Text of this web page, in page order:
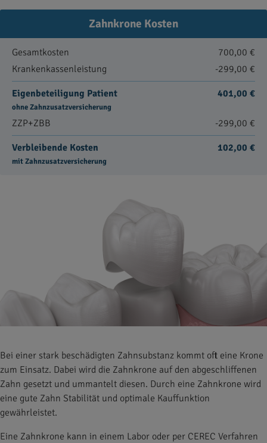
Zahnkrone Kosten
Gesamtkosten
700,00 €
Krankenkassenleistung
-299,00 €
Eigenbeteiligung Patient
ohne Zahnzusatzversicherung
401,00 €
ZZP+ZBB -299,00 €
Verbleibende Kosten
mit Zahnzusatzversicherung
102,00 €
Bei einer stark beschädigten Zahnsubstanz kommt oft eine Krone
zum Einsatz. Dabei wird die Zahnkrone auf den abgeschliffenen
Zahn gesetzt und ummantelt diesen. Durch eine Zahnkrone wird
eine gute Zahn Stabilität und optimale Kauffunktion
gewährleistet.
Eine Zahnkrone kann in einem Labor oder per CEREC Verfahren